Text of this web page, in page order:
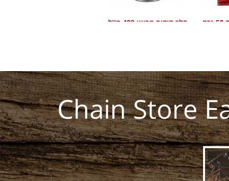
חלב קוקוס מבצע 400 מ''ל
מחית קארי אדום 50 גרם
Chain Store